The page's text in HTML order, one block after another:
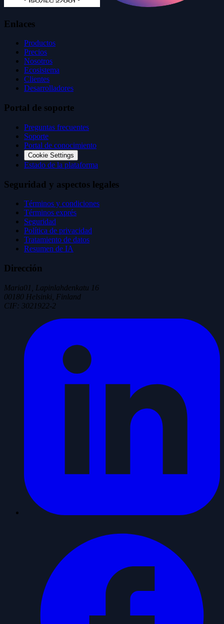
Enlaces
Productos
Precios
Nosotros
Ecosistema
Clientes
Desarrolladores
Portal de soporte
Preguntas frecuentes
Soporte
Portal de conocimiento
Cookie Settings
Estado de la plataforma
Seguridad y aspectos legales
Términos y condiciones
Términos exprés
Seguridad
Política de privacidad
Tratamiento de datos
Resumen de IA
Dirección
Maria01, Lapinlahdenkatu 16
00180 Helsinki, Finland
CIF: 3021922-2